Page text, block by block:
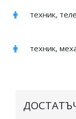
техник,
техник,